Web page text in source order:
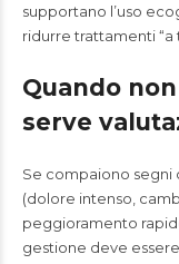
supportano l’uso
ridurre trattamenti “a
Quando
serve
Se compaiono segni
(dolore intenso,
peggioramento
gestione deve